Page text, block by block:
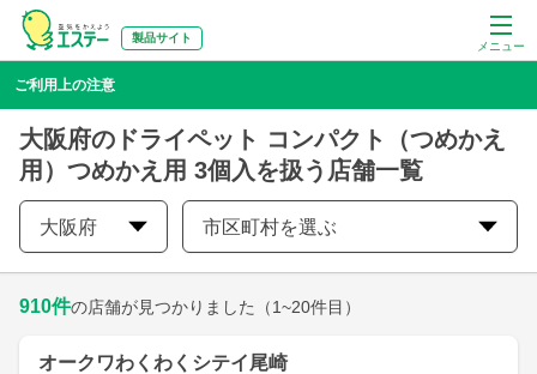
メニュー
製品サイト
ご利用上の注意
大阪府のドライペット コンパクト（つめかえ
用）つめかえ用 3個入を扱う店舗一覧
大阪府 市区町村を選ぶ
910件の店舗が見つかりました （1~20件目）
オークワわくわくシテイ尾崎